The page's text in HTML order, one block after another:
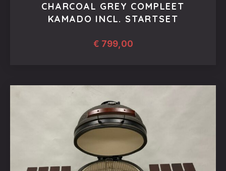
CHARCOAL GREY COMPLEET
KAMADO INCL. STARTSET
€ 799,00